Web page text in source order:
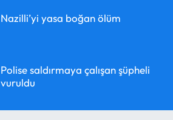
Nazilli’yi yasa boğan ölüm
Polise saldırmaya çalışan şüpheli
vuruldu